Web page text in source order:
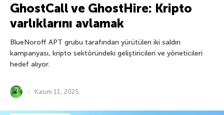
GhostCall ve GhostHire: Kripto
varlıklarını avlamak
BlueNoroff APT grubu tarafından yürütülen iki saldırı
kampanyası, kripto sektöründeki geliştiricileri ve yöneticileri
hedef alıyor.
Kasım 11, 2025